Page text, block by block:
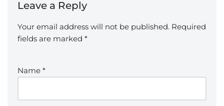
Leave a Reply
Your email address will not be published. Required
fields are marked *
Name *